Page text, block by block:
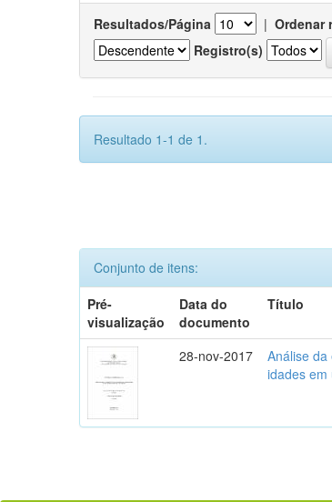
Resultados/Página | Ordenar
Registro(s)
Resultado 1-1 de 1.
Conjunto de itens:
Pré-
visualização
Data do
documento
Título
28-nov-2017
Análise
idades